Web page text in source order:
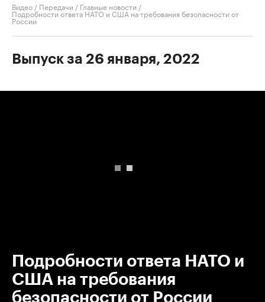
Видео / Передачи / Главные новости /
Подробности ответа НАТО и США на требования безопасности от
России
Выпуск за 26 января, 2022
Подробности ответа НАТО и
США на требования
безопасности от России